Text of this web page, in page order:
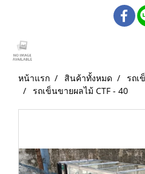
หน้าแรก สินค้าทั้งหมด
รถเ
รถเข็นขายผลไม้ CTF - 40